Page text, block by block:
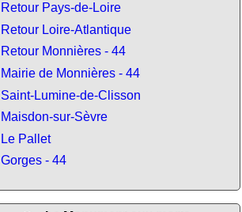
Retour Pays-de-Loire
Retour Loire-Atlantique
Retour Monnières - 44
Mairie de Monnières - 44
Saint-Lumine-de-Clisson
Maisdon-sur-Sèvre
Le Pallet
Gorges - 44